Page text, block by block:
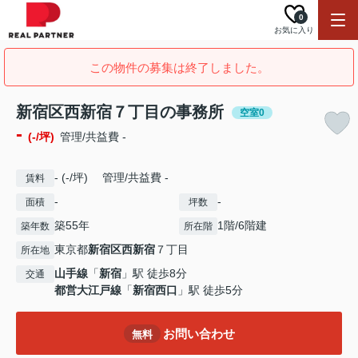
お気に入り
0
この物件の募集は終了しました。
新宿区西新宿７丁目の事務所 空室0
- (-/坪) 管理/共益費 -
賃料 - (-/坪) 管理/共益費 -
面積 - 坪数 -
築年数 築55年 所在階 1階/6階建
所在地 東京都新宿区西新宿 ７丁目
交通 山手線 「新宿 」駅 徒歩8分
都営大江戸線 「新宿西口 」駅 徒歩5分
無料 お問い合わせ